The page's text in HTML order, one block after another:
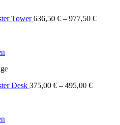
Tower636,50 € – 977,50 €
Desk 375,00 € – 495,00 €